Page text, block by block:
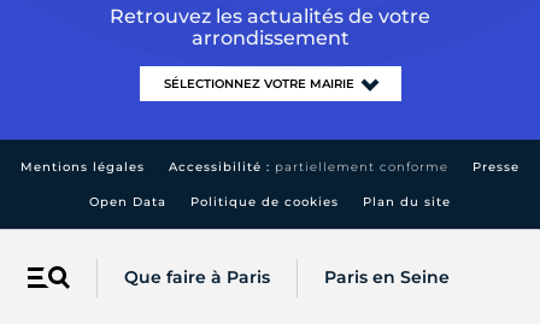
Menu Que faire à Paris Paris en Seine
Retrouvez les actualités de votre
arrondissement
Mentions légales Accessibilité : partiellement conforme Presse
Open Data Politique de cookies Plan du site